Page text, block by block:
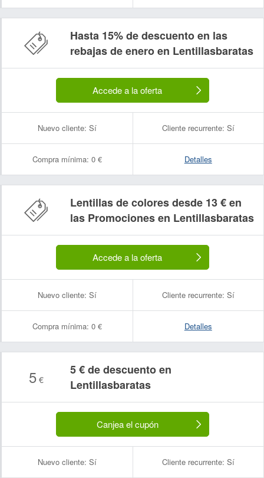
Hasta 15% de descuento en las
rebajas de enero en Lentillasbaratas
Accede a la oferta
Nuevo cliente: Sí Cliente recurrente: Sí
Compra mínima: 0 € Detalles
Lentillas de colores desde 13 € en
las Promociones en Lentillasbaratas
Accede a la oferta
Nuevo cliente: Sí Cliente recurrente: Sí
Compra mínima: 0 € Detalles
5 €
5 € de descuento en
Lentillasbaratas
Canjea el cupón
Nuevo cliente: Sí Cliente recurrente: Sí